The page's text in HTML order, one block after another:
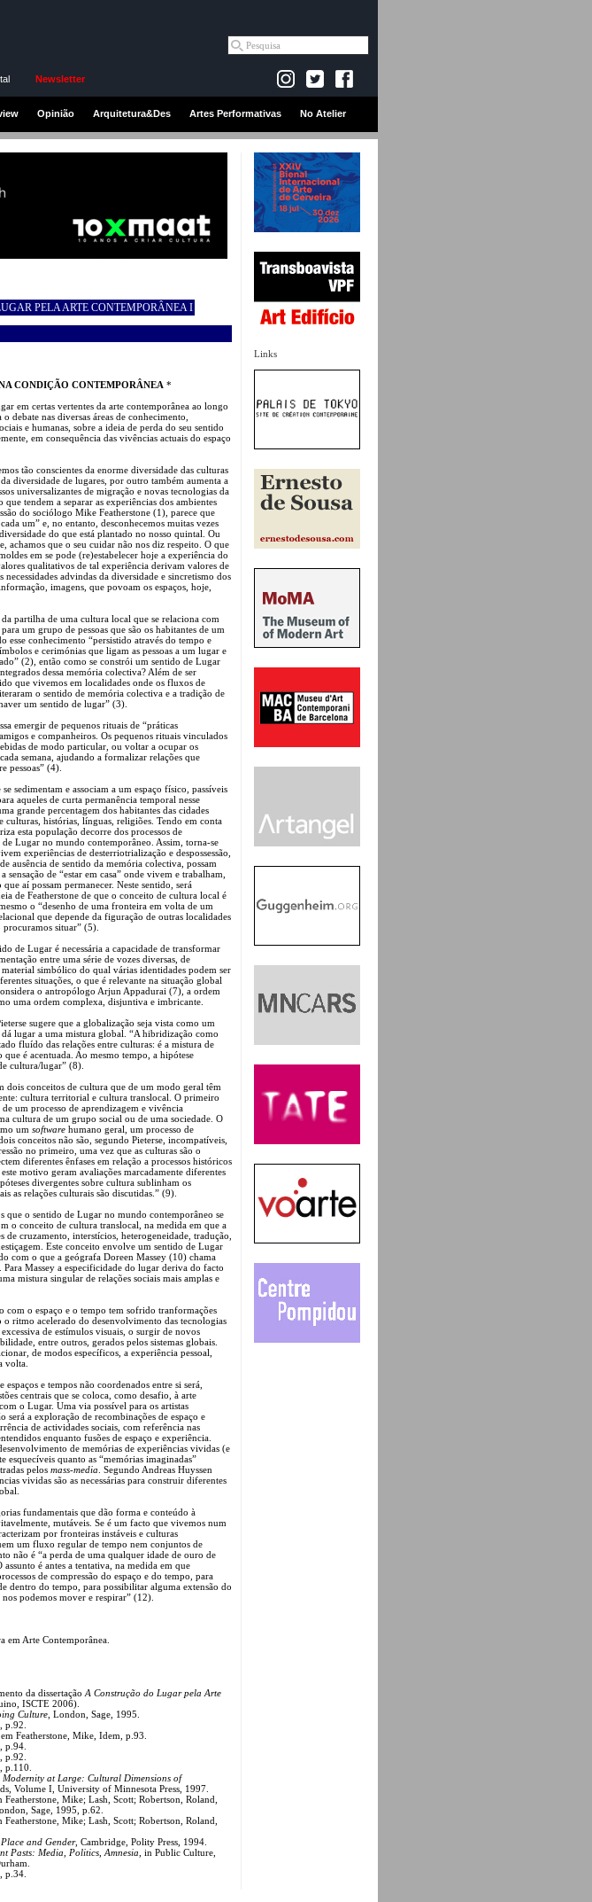
Newsletter
Opinião Arquitetura&Des Artes Performativas No Atelier
Links
PELA ARTE CONTEMPORÂNEA I
CONDIÇÃO CONTEMPORÂNEA *
em certas vertentes da arte contemporânea ao longo
debate nas diversas áreas de conhecimento,
e humanas, sobre a ideia de perda do seu sentido
em consequência das vivências actuais do espaço
tão conscientes da enorme diversidade das culturas
diversidade de lugares, por outro também aumenta a
universalizantes de migração e novas tecnologias da
tendem a separar as experiências dos ambientes
do sociólogo Mike Featherstone (1), parece que
um” e, no entanto, desconhecemos muitas vezes
do que está plantado no nosso quintal. Ou
achamos que o seu cuidar não nos diz respeito. O que
em se pode (re)estabelecer hoje a experiência do
qualitativos de tal experiência derivam valores de
necessidades advindas da diversidade e sincretismo dos
imagens, que povoam os espaços, hoje,
partilha de uma cultura local que se relaciona com
um grupo de pessoas que são os habitantes de um
esse conhecimento “persistido através do tempo e
e cerimónias que ligam as pessoas a um lugar e
(2), então como se constrói um sentido de Lugar
dessa memória colectiva? Além de ser
que vivemos em localidades onde os fluxos de
o sentido de memória colectiva e a tradição de
um sentido de lugar” (3).
emergir de pequenos rituais de “práticas
e companheiros. Os pequenos rituais vinculados
de modo particular, ou voltar a ocupar os
semana, ajudando a formalizar relações que
pessoas” (4).
sedimentam e associam a um espaço físico, passíveis
aqueles de curta permanência temporal nesse
grande percentagem dos habitantes das cidades
culturas, histórias, línguas, religiões. Tendo em conta
esta população decorre dos processos de
Lugar no mundo contemporâneo. Assim, torna-se
experiências de desterriotrialização e despossessão,
ausência de sentido da memória colectiva, possam
de “estar em casa” onde vivem e trabalham,
aí possam permanecer. Neste sentido, será
de Featherstone de que o conceito de cultura local é
o “desenho de uma fronteira em volta de um
que depende da figuração de outras localidades
situar” (5).
de Lugar é necessária a capacidade de transformar
entre uma série de vozes diversas, de
simbólico do qual várias identidades podem ser
situações, o que é relevante na situação global
o antropólogo Arjun Appadurai (7), a ordem
uma ordem complexa, disjuntiva e imbricante.
sugere que a globalização seja vista como um
lugar a uma mistura global. “A hibridização como
fluído das relações entre culturas: é a mistura de
que é acentuada. Ao mesmo tempo, a hipótese
cultura/lugar” (8).
dois conceitos de cultura que de um modo geral têm
cultura territorial e cultura translocal. O primeiro
um processo de aprendizagem e vivência
cultura de um grupo social ou de uma sociedade. O
um software humano geral, um processo de
conceitos não são, segundo Pieterse, incompatíveis,
no primeiro, uma vez que as culturas são o
diferentes ênfases em relação a processos históricos
motivo geram avaliações marcadamente diferentes
divergentes sobre cultura sublinham os
as relações culturais são discutidas.” (9).
que o sentido de Lugar no mundo contemporâneo se
o conceito de cultura translocal, na medida em que a
de cruzamento, interstícios, heterogeneidade, tradução,
Este conceito envolve um sentido de Lugar
com o que a geógrafa Doreen Massey (10) chama
Massey a especificidade do lugar deriva do facto
mistura singular de relações sociais mais amplas e
com o espaço e o tempo tem sofrido tranformações
ritmo acelerado do desenvolvimento das tecnologias
de estímulos visuais, o surgir de novos
entre outros, gerados pelos sistemas globais.
de modos específicos, a experiência pessoal,
volta.
e tempos não coordenados entre si será,
centrais que se coloca, como desafio, à arte
o Lugar. Uma via possível para os artistas
será a exploração de recombinações de espaço e
de actividades sociais, com referência nas
enquanto fusões de espaço e experiência.
de memórias de experiências vividas (e
esquecíveis quanto as “memórias imaginadas”
pelos mass-media . Segundo Andreas Huyssen
vividas são as necessárias para construir diferentes
fundamentais que dão forma e conteúdo à
mutáveis. Se é um facto que vivemos num
por fronteiras instáveis e culturas
um fluxo regular de tempo nem conjuntos de
não é “a perda de uma qualquer idade de ouro de
é antes a tentativa, na medida em que
de compressão do espaço e do tempo, para
dentro do tempo, para possibilitar alguma extensão do
podemos mover e respirar” (12).
em Arte Contemporânea.
da dissertação A Construção do Lugar pela Arte
ISCTE 2006).
Culture , London, Sage, 1995.
p.92.
Featherstone, Mike, Idem, p.93.
p.94.
p.92.
p.110.
Modernity at Large: Cultural Dimensions of
Volume I, University of Minnesota Press, 1997.
Featherstone, Mike; Lash, Scott; Robertson, Roland,
Sage, 1995, p.62.
Featherstone, Mike; Lash, Scott; Robertson, Roland,
and Gender, Cambridge, Polity Press, 1994.
Pasts: Media, Politics, Amnesia , in Public Culture,
p.34.